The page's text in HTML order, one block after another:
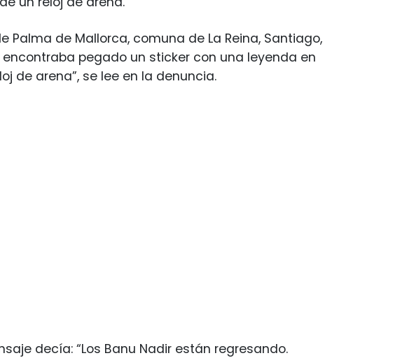
de Mallorca, comuna de La Reina, Santiago,
pegado un sticker con una leyenda en
de arena”, se lee en la denuncia.
decía: “Los Banu Nadir están regresando.